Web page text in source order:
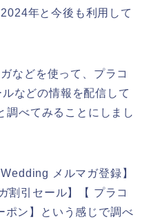
年と今後も利用して
などを使って、プラコ
などの情報を配信して
調べてみることにしまし
メルマガ登録】
割引セール】【 プラコ
ポン】という感じで調べ